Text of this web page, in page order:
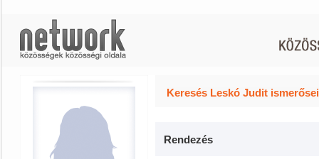
Keresés Leskó Judit
Rendezés